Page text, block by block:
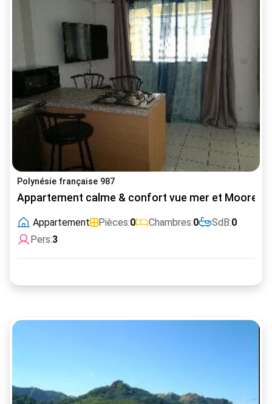
Polynésie française 987
Appartement calme & confort vue mer et Moorea
Appartement Pièces:0 Chambres:0 SdB:0
Pers:3